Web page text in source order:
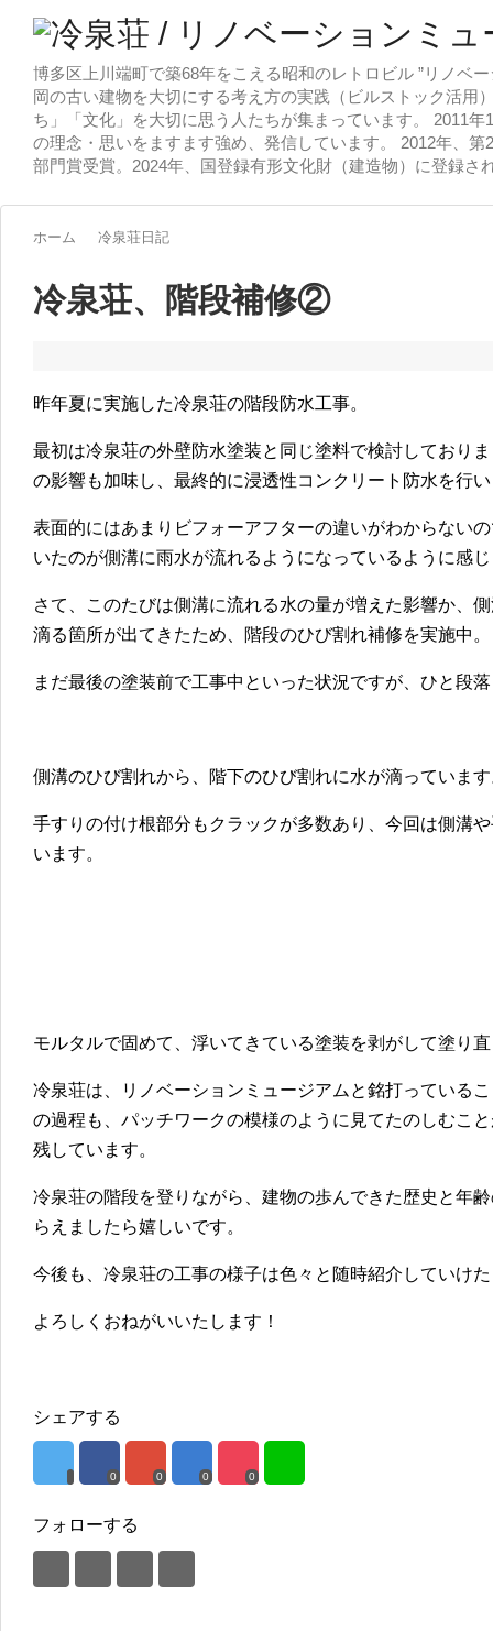
博多区上川端町で築68年をこえる昭和のレトロビル ”リノベ
岡の古い建物を大切にする考え方の実践（ビルストック活用
ち」「文化」を大切に思う人たちが集まっています。 2011
の理念・思いをますます強め、発信しています。 2012年、
部門賞受賞。2024年、国登録有形文化財（建造物）に登録さ
ホーム 冷泉荘日記
冷泉荘、階段補修②
昨年夏に実施した冷泉荘の階段防水工事。
最初は冷泉荘の外壁防水塗装と同じ塗料で検討しており
の影響も加味し、最終的に浸透性コンクリート防水を行
表面的にはあまりビフォーアフターの違いがわからない
いたのが側溝に雨水が流れるようになっているように感
さて、このたびは側溝に流れる水の量が増えた影響か、
滴る箇所が出てきたため、階段のひび割れ補修を実施中。
まだ最後の塗装前で工事中といった状況ですが、ひと段
側溝のひび割れから、階下のひび割れに水が滴っていま
手すりの付け根部分もクラックが多数あり、今回は側溝
います。
モルタルで固めて、浮いてきている塗装を剥がして塗り
冷泉荘は、リノベーションミュージアムと銘打っている
の過程も、パッチワークの模様のように見てたのしむこ
残しています。
冷泉荘の階段を登りながら、建物の歩んできた歴史と年
らえましたら嬉しいです。
今後も、冷泉荘の工事の様子は色々と随時紹介していけ
よろしくおねがいいたします！
シェアする
0 0 0 0
フォローする